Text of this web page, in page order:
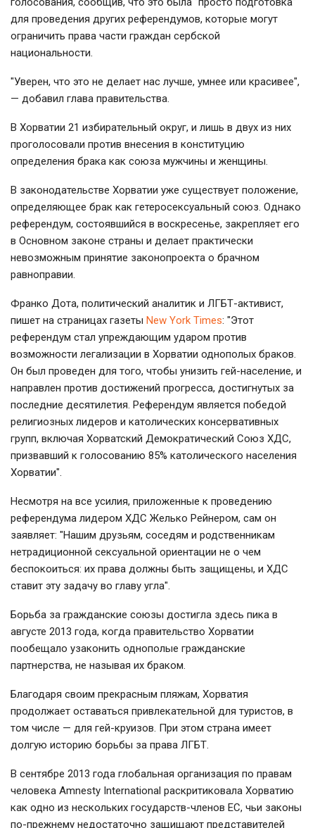
для проведения других референдумов, которые могут
ограничить права части граждан сербской
национальности.
"Уверен, что это не делает нас лучше, умнее или красивее",
— добавил глава правительства.
В Хорватии 21 избирательный округ, и лишь в двух из них
проголосовали против внесения в конституцию
определения брака как союза мужчины и женщины.
В законодательстве Хорватии уже существует положение,
определяющее брак как гетеросексуальный союз. Однако
референдум, состоявшийся в воскресенье, закрепляет его
в Основном законе страны и делает практически
невозможным принятие законопроекта о брачном
равноправии.
Франко Дота, политический аналитик и ЛГБТ-активист,
пишет на страницах газеты New York Times: "Этот
референдум стал упреждающим ударом против
возможности легализации в Хорватии однополых браков.
Он был проведен для того, чтобы унизить гей-население, и
направлен против достижений прогресса, достигнутых за
последние десятилетия. Референдум является победой
религиозных лидеров и католических консервативных
групп, включая Хорватский Демократический Союз ХДС,
призвавший к голосованию 85% католического населения
Хорватии".
Несмотря на все усилия, приложенные к проведению
референдума лидером ХДС Желько Рейнером, сам он
заявляет: "Нашим друзьям, соседям и родственникам
нетрадиционной сексуальной ориентации не о чем
беспокоиться: их права должны быть защищены, и ХДС
ставит эту задачу во главу угла".
Борьба за гражданские союзы достигла здесь пика в
августе 2013 года, когда правительство Хорватии
пообещало узаконить однополые гражданские
партнерства, не называя их браком.
Благодаря своим прекрасным пляжам, Хорватия
продолжает оставаться привлекательной для туристов, в
том числе — для гей-круизов. При этом страна имеет
долгую историю борьбы за права ЛГБТ.
В сентябре 2013 года глобальная организация по правам
человека Amnesty International раскритиковала Хорватию
как одно из нескольких государств-членов ЕС, чьи законы
по-прежнему недостаточно защищают представителей